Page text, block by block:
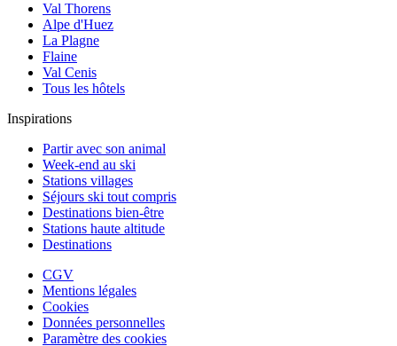
Val Thorens
Alpe d'Huez
La Plagne
Flaine
Val Cenis
Tous les hôtels
Inspirations
Partir avec son animal
Week-end au ski
Stations villages
Séjours ski tout compris
Destinations bien-être
Stations haute altitude
Destinations
CGV
Mentions légales
Cookies
Données personnelles
Paramètre des cookies